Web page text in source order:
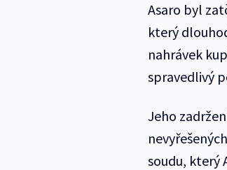
Asaro byl
který
nahrávek
spravedlivý
Jeho
soudu, který